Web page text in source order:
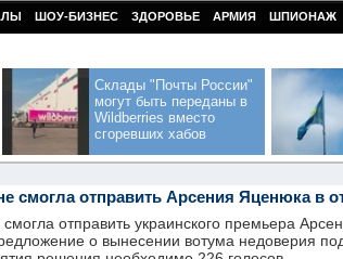
ШОУ-БИЗНЕС ЗДОРОВЬЕ АРМИЯ ШПИОНАЖ
Склады "Почты России"
могут быть переданы в
Wildberries вместо
сгоревших хабов
смогла отправить Арсения Яценюка в
отправить украинского премьера
о вынесении вотума недоверия